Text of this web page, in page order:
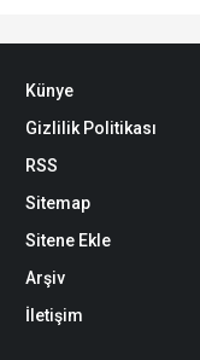
Künye
Gizlilik Politikası
RSS
Sitemap
Sitene Ekle
Arşiv
İletişim